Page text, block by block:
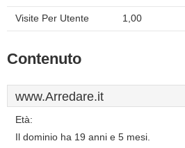
Visite Per Utente 1,00
Contenuto
www.Arredare.it
Età:
Il dominio ha 19 anni e 5 mesi.